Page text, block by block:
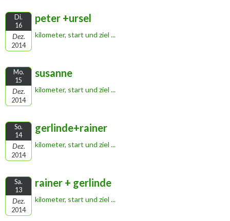
Di.
16
Dez.
2014
peter +ursel
kilometer, start und ziel ...
Mo.
15
Dez.
2014
susanne
kilometer, start und ziel ...
So.
14
Dez.
2014
gerlinde+rainer
kilometer, start und ziel ...
Sa.
13
Dez.
2014
rainer + gerlinde
kilometer, start und ziel ...